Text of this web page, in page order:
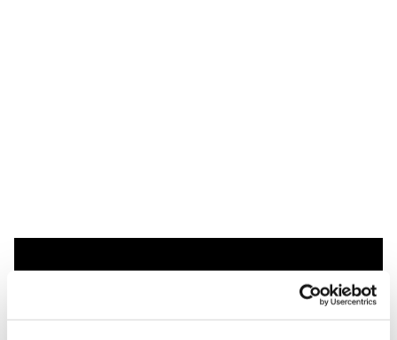
Dies könnte Sie auch
interessieren